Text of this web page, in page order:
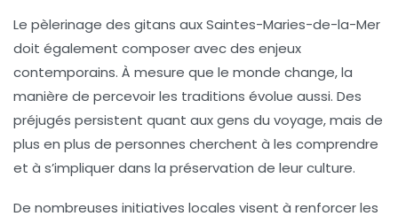
Le pèlerinage des gitans auxSaintes-Maries-de-la-Mer
doit également composer avec des enjeux
contemporains. À mesure que le monde change, la
manière de percevoir les traditions évolue aussi. Des
préjugés persistent quant aux gens du voyage, mais de
plus en plus de personnes cherchent à les comprendre
et à s’impliquer dans la préservation de leur culture.
De nombreuses initiatives locales visent à renforcer les